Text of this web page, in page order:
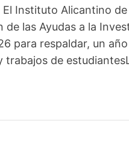
Instituto Alicantino
de las Ayudas a la
para respaldar, un
trabajos de estudiantes